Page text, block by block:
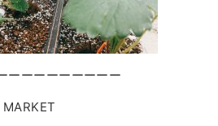
ーーーーーーーーー
MARKET